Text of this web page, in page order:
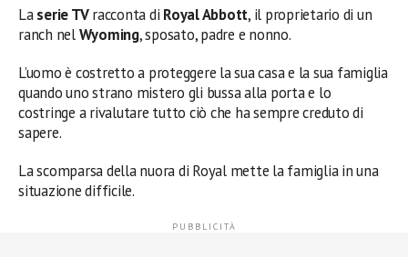
Laserie TVracconta di Royal Abbott, il proprietario di un
ranch nelWyoming, sposato, padre e nonno.
L’uomo è costretto a proteggere la sua casa e la sua famiglia
quando uno strano mistero gli bussa alla porta e lo
costringe a rivalutare tutto ciò che ha sempre creduto di
sapere.
La scomparsa della nuora di Royal mette la famiglia in una
situazione difficile.